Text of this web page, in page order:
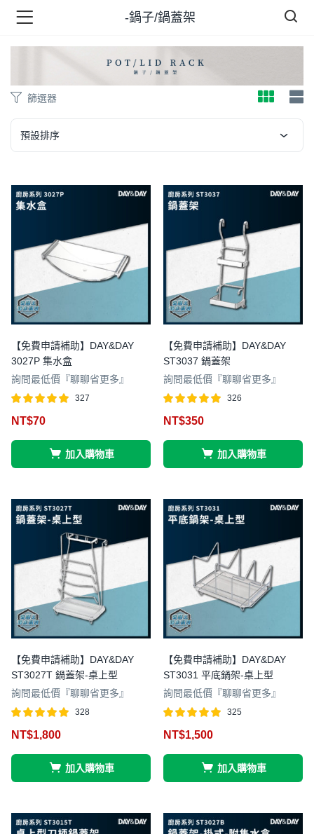
王 )
-鍋子/鍋蓋架
篩選器
預設排序
【免費申請補助】DAY&DAY
3027P 集水盒
詢問最低價『聊聊省更多』
4.97
327
NT$70
加入購物車
【免費申請補助】DAY&DAY
ST3037 鍋蓋架
詢問最低價『聊聊省更多』
4.96
326
NT$350
加入購物車
【免費申請補助】DAY&DAY
ST3027T 鍋蓋架-桌上型
詢問最低價『聊聊省更多』
4.97
328
NT$1,800
加入購物車
【免費申請補助】DAY&DAY
ST3031 平底鍋架-桌上型
詢問最低價『聊聊省更多』
4.97
325
NT$1,500
加入購物車